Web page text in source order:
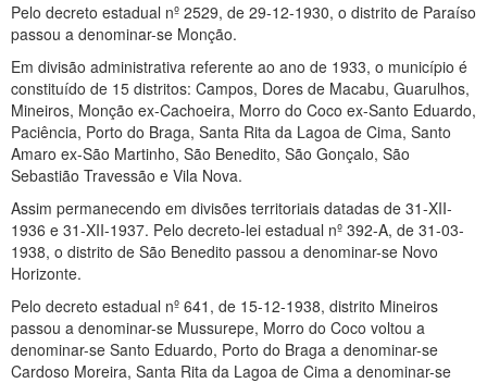
Pelo decreto estadual nº 2529, de 29-12-1930, o distrito de Paraíso
passou a denominar-se Monção.
Em divisão administrativa referente ao ano de 1933, o município é
constituído de 15 distritos: Campos, Dores de Macabu, Guarulhos,
Mineiros, Monção ex-Cachoeira, Morro do Coco ex-Santo Eduardo,
Paciência, Porto do Braga, Santa Rita da Lagoa de Cima, Santo
Amaro ex-São Martinho, São Benedito, São Gonçalo, São
Sebastião Travessão e Vila Nova.
Assim permanecendo em divisões territoriais datadas de 31-XII-
1936 e 31-XII-1937. Pelo decreto-lei estadual nº 392-A, de 31-03-
1938, o distrito de São Benedito passou a denominar-se Novo
Horizonte.
Pelo decreto estadual nº 641, de 15-12-1938, distrito Mineiros
passou a denominar-se Mussurepe, Morro do Coco voltou a
denominar-se Santo Eduardo, Porto do Braga a denominar-se
Cardoso Moreira, Santa Rita da Lagoa de Cima a denominar-se